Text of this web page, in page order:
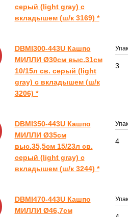
серый (light gray) с
вкладышем (ш/к 3169) *
DBMI300-443U Кашпо
МИЛЛИ Ø30см выс.31см
10/15л св. серый (light
gray) с вкладышем (ш/к
3206) *
3
DBMI350-443U Кашпо
МИЛЛИ Ø35см
выс.35,5см 15/23л св.
серый (light gray) с
вкладышем (ш/к 3244) *
4
DBMI470-443U Кашпо
МИЛЛИ Ø46,7см